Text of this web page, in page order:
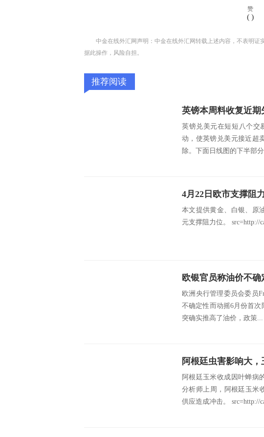
赞
( )
中金在线外汇网声明：中金在线外汇网转载上述内容，不表明
据此操作，风险自担。
推荐阅读
英镑本周料收复近
英镑兑美元在短短八个交
动，使英镑兑美元接近超
除。下面日线图的下半部
本文提供黄金、白银、原
元支撑阻力位。 src=http://
欧银官员称油价不
欧洲央行管理委员会委员
不确定性而动摇6月份首
突确实推高了油价，政策...
阿根廷虫害影响大
阿根廷玉米收成因叶蝉病
分析师上周，阿根廷玉米
供应造成冲击。 src=http://